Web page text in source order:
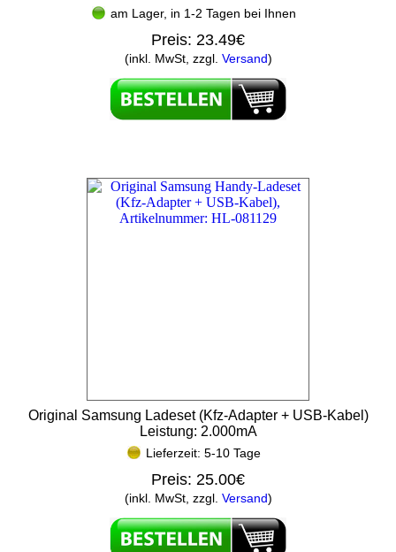
am Lager, in 1-2 Tagen bei Ihnen
Preis: 23.49€
(inkl. MwSt, zzgl. Versand)
Original Samsung Ladeset (Kfz-Adapter + USB-Kabel)
Leistung: 2.000mA
Lieferzeit: 5-10 Tage
Preis: 25.00€
(inkl. MwSt, zzgl. Versand)